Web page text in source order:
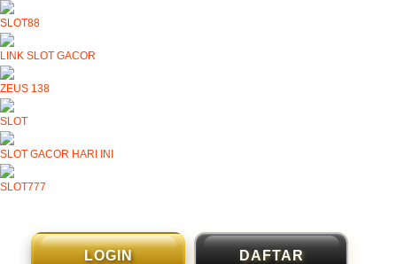
SLOT88
LINK SLOT GACOR
ZEUS 138
SLOT
SLOT GACOR HARI INI
SLOT777
LOGIN DAFTAR